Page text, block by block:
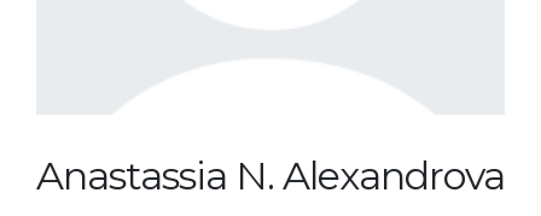
Anastassia N. Alexandrova